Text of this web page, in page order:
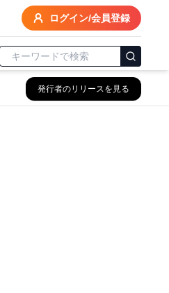
ログイン/会員登録
発行者のリリースを見る